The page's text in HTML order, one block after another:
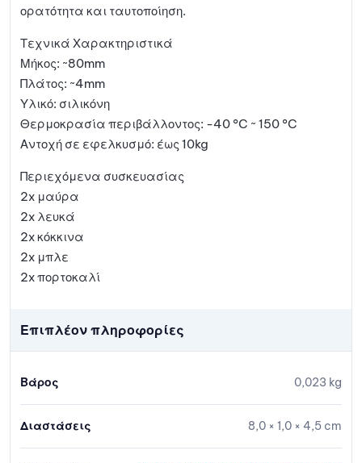
ορατότητα και ταυτοποίηση.
Τεχνικά Χαρακτηριστικά
Μήκος: ~80mm
Πλάτος: ~4mm
Υλικό: σιλικόνη
Θερμοκρασία περιβάλλοντος: -40 °C ~ 150 °C
Αντοχή σε εφελκυσμό: έως 10kg
Περιεχόμενα συσκευασίας
2x μαύρα
2x λευκά
2x κόκκινα
2x μπλε
2x πορτοκαλί
Επιπλέον πληροφορίες
Βάρος 0,023 kg
Διαστάσεις 8,0 × 1,0 × 4,5 cm